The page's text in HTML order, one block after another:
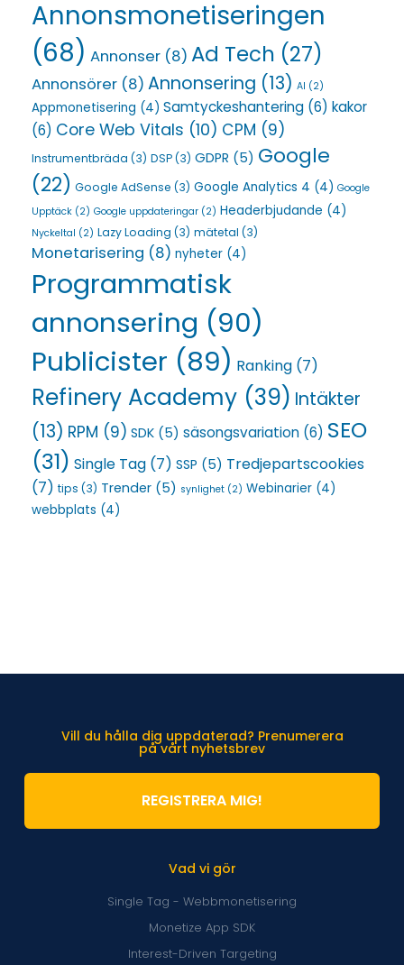
Annonsmonetiseringen
(68) Annonser (8) Ad Tech (27)
Annonsörer (8) Annonsering (13) AI (2)
Appmonetisering (4) Samtyckeshantering (6) kakor
(6) Core Web Vitals (10) CPM (9)
Instrumentbräda (3) DSP(3) GDPR (5) Google
(22) Google AdSense (3) Google Analytics 4 (4) Google
Upptäck (2) Google uppdateringar (2) Headerbjudande (4)
Nyckeltal (2) Lazy Loading (3) mätetal (3)
Monetarisering (8) nyheter (4)
Programmatisk
annonsering (90)
Publicister (89) Ranking (7)
Refinery Academy (39) Intäkter
(13) RPM (9) SDK (5) säsongsvariation (6) SEO
(31) Single Tag (7) SSP (5) Tredjepartscookies
(7) tips (3) Trender (5) synlighet (2) Webinarier (4)
webbplats (4)
Vad vi gör
Single Tag - Webbmonetisering
Monetize App SDK
Interest-Driven Targeting
Vill du hålla dig uppdaterad? Prenumerera
på vårt nyhetsbrev
REGISTRERA MIG!